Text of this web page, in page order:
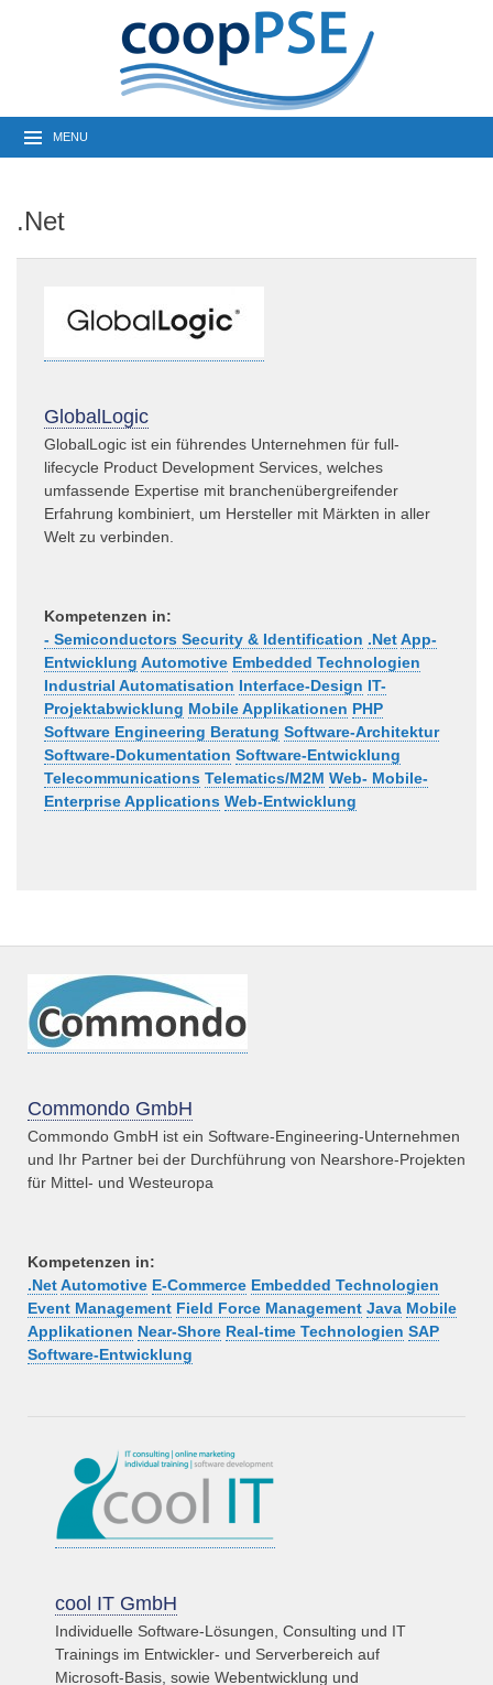
MENU
.Net
GlobalLogic
GlobalLogic ist ein führendes Unternehmen für full-
lifecycle Product Development Services, welches
umfassende Expertise mit branchenübergreifender
Erfahrung kombiniert, um Hersteller mit Märkten in aller
Welt zu verbinden.
Kompetenzen in:
- Semiconductors Security & Identification .NetApp-
Entwicklung Automotive Embedded Technologien
Industrial Automatisation Interface-Design IT-
Projektabwicklung Mobile Applikationen PHP
Software Engineering Beratung Software-Architektur
Software-Dokumentation Software-Entwicklung
Telecommunications Telematics/M2M Web- Mobile-
Enterprise Applications Web-Entwicklung
Commondo GmbH
Commondo GmbH ist ein Software-Engineering-Unternehmen
und Ihr Partner bei der Durchführung von Nearshore-Projekten
für Mittel- und Westeuropa
Kompetenzen in:
.NetAutomotive E-Commerce Embedded Technologien
Event Management Field Force Management Java Mobile
Applikationen Near-Shore Real-time Technologien SAP
Software-Entwicklung
cool IT GmbH
Individuelle Software-Lösungen, Consulting und IT
Trainings im Entwickler- und Serverbereich auf
Microsoft-Basis, sowie Webentwicklung und